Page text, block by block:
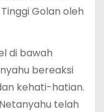
Golan oleh
di bawah
bereaksi
kehati-hatian.
telah